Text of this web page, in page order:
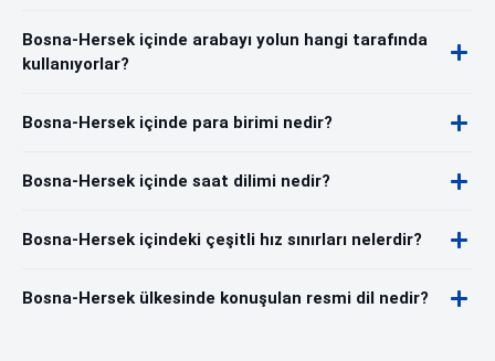
Bosna-Hersek içinde arabayı yolun hangi tarafında
kullanıyorlar?
Bosna-Hersek içinde para birimi nedir?
Bosna-Hersek içinde saat dilimi nedir?
Bosna-Hersek içindeki çeşitli hız sınırları nelerdir?
Bosna-Hersek ülkesinde konuşulan resmi dil nedir?